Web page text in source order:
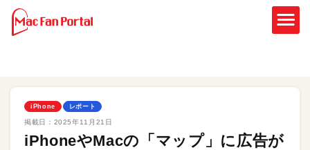
iPhone レポート
掲載日： 2025年11月21日
iPhoneやMacの「マップ」に広告が